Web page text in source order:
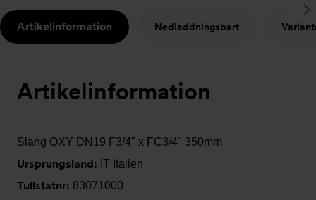
Artikelinformation Nedladdningsbart
Artikelinformation
Slang OXY DN19 F3/4" x FC3/4" 350mm
Ursprungsland: IT Italien
Tullstatnr: 83071000